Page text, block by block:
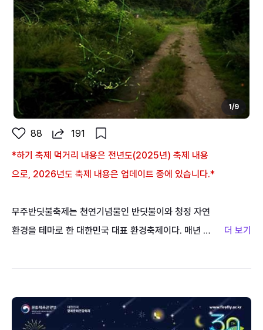
제
(5).jpg
1 /9
88
191
*하기 축제 먹거리 내용은 전년도(2025년) 축제 내용
으로, 2026년도 축제 내용은 업데이트 중에 있습니다.*
무주반딧불축제는 천연기념물인 반딧불이와 청정 자연
환경을 테마로 한 대한민국 대표 환경축제이다. 매년 8
연 속에서 반딧불이가 뿜어내는 신비로운 불빛을 직접
수 있는 특별한 경험을 선사한다. 축제 기간에는 대표 프
로그램인 ‘반딧불이 신비탐사’를 비롯해 다양한 생태·환